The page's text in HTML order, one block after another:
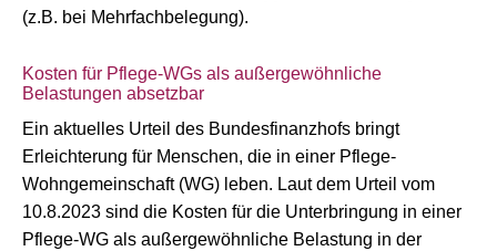
(z.B. bei Mehrfachbelegung).
Kosten für Pflege-WGs als außergewöhnliche
Belastungen absetzbar
Ein aktuelles Urteil des Bundesfinanzhofs bringt
Erleichterung für Menschen, die in einer Pflege-
Wohngemeinschaft (WG) leben. Laut dem Urteil vom
10.8.2023 sind die Kosten für die Unterbringung in einer
Pflege-WG als außergewöhnliche Belastung in der